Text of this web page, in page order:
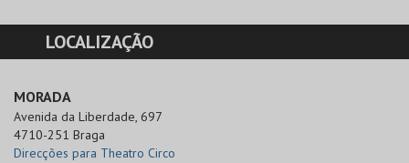
LOCALIZAÇÃO
MORADA
Avenida da Liberdade, 697
4710-251 Braga
Direcções para Theatro Circo